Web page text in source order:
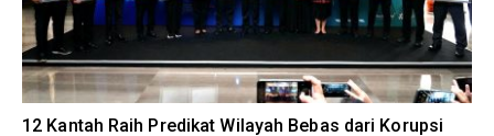
12 Kantah Raih Predikat Wilayah Bebas dari Korupsi